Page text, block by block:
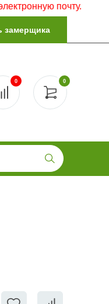
почту.
замерщика
0
0